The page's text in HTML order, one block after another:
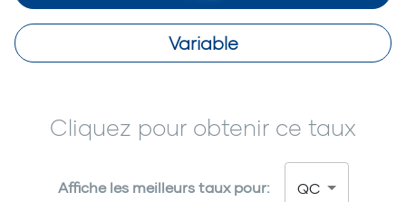
Variable
Cliquez pour obtenir ce taux
Affiche les meilleurs taux pour: QC